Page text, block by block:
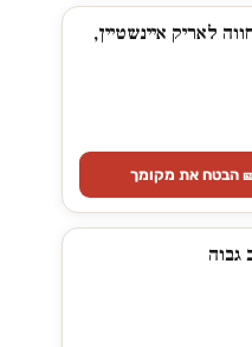
לאריק איינשטיין,
הבטח את מקומך
גבוה